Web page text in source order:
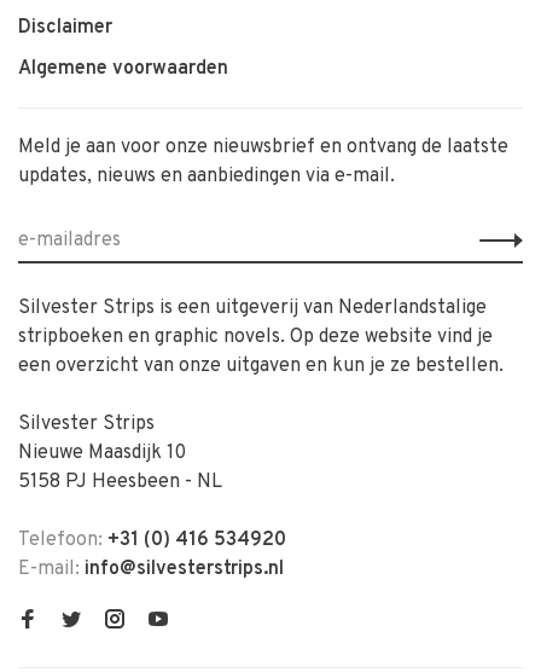
Disclaimer
Algemene voorwaarden
Meld je aan voor onze nieuwsbrief en ontvang de laatste
updates, nieuws en aanbiedingen via e-mail.
Silvester Strips is een uitgeverij van Nederlandstalige
stripboeken en graphic novels. Op deze website vind je
een overzicht van onze uitgaven en kun je ze bestellen.
Silvester Strips
Nieuwe Maasdijk 10
5158 PJ Heesbeen - NL
Telefoon: +31 (0) 416 534920
E-mail: info@silvesterstrips.nl